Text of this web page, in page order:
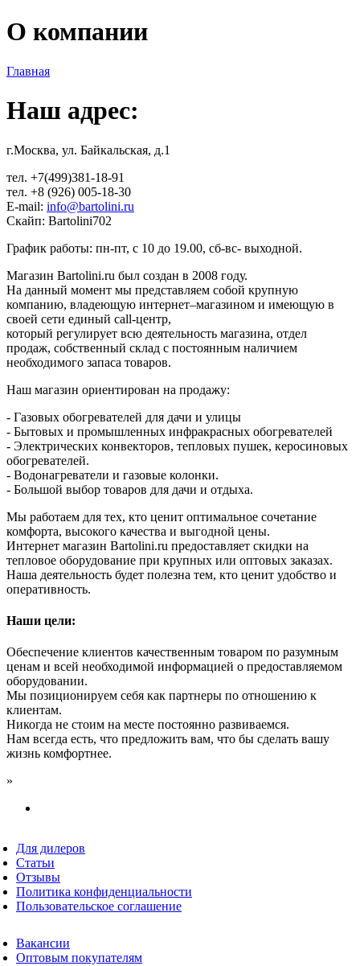
О компании
Главная
Наш адрес:
г.Москва, ул. Байкальская, д.1
тел. +7(499)381-18-91
тел. +8 (926) 005-18-30
E-mail: info@bartolini.ru
Скайп: Bartolini702
График работы: пн-пт, с 10 до 19.00, сб-вс- выходной.
Магазин Bartolini.ru был создан в 2008 году.
На данный момент мы представляем собой крупную
компанию, владеющую интернет–магазином и имеющую в
своей сети единый call-центр,
который регулирует всю деятельность магазина, отдел
продаж, собственный склад c постоянным наличием
необходимого запаса товаров.
Наш магазин ориентирован на продажу:
- Газовых обогревателей для дачи и улицы
- Бытовых и промышленных инфракрасных обогревателей
- Электрических конвекторов, тепловых пушек, керосиновых
обогревателей.
- Водонагреватели и газовые колонки.
- Большой выбор товаров для дачи и отдыха.
Мы работаем для тех, кто ценит оптимальное сочетание
комфорта, высокого качества и выгодной цены.
Интернет магазин Bartolini.ru предоставляет скидки на
тепловое оборудование при крупных или оптовых заказах.
Наша деятельность будет полезна тем, кто ценит удобство и
оперативность.
Наши цели:
Обеспечение клиентов качественным товаром по разумным
ценам и всей необходимой информацией о предоставляемом
оборудовании.
Мы позиционируем себя как партнеры по отношению к
клиентам.
Никогда не стоим на месте постоянно развиваемся.
Нам всегда есть, что предложить вам, что бы сделать вашу
жизнь комфортнее.
»
Для дилеров
Статьи
Отзывы
Политика конфиденциальности
Пользовательское соглашение
Вакансии
Оптовым покупателям